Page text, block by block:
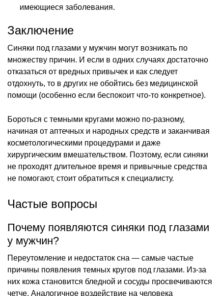
имеющиеся заболевания.
Заключение
Синяки под глазами у мужчин могут возникать по
множеству причин. И если в одних случаях достаточно
отказаться от вредных привычек и как следует
отдохнуть, то в других не обойтись без медицинской
помощи (особенно если беспокоит что-то конкретное).
Бороться с темными кругами можно по-разному,
начиная от аптечных и народных средств и заканчивая
косметологическими процедурами и даже
хирургическим вмешательством. Поэтому, если синяки
не проходят длительное время и привычные средства
не помогают, стоит обратиться к специалисту.
Частые вопросы
Почему появляются синяки под глазами
у мужчин?
Переутомление и недостаток сна — самые частые
причины появления темных кругов под глазами. Из-за
них кожа становится бледной и сосуды просвечиваются
четче. Аналогичное воздействие на человека